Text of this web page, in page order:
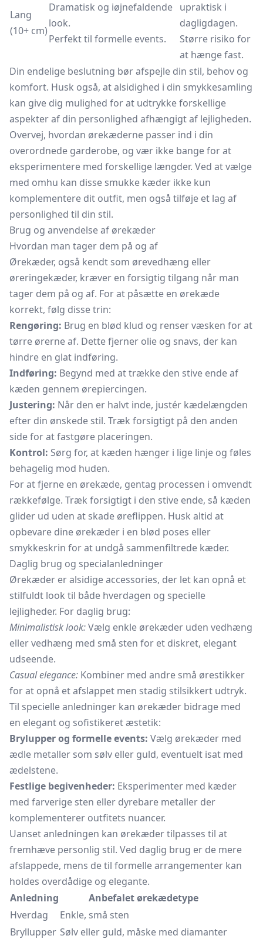
Lang
(10+ cm)
Dramatisk og iøjnefaldende
look.
Perfekt til formelle events.
upraktisk i
dagligdagen.
Større risiko for
at hænge fast.
Din endelige beslutning bør afspejle din stil, behov og
komfort. Husk også, at alsidighed i din smykkesamling
kan give dig mulighed for at udtrykke forskellige
aspekter af din personlighed afhængigt af lejligheden.
Overvej, hvordan ørekæderne passer ind i din
overordnede garderobe, og vær ikke bange for at
eksperimentere med forskellige længder. Ved at vælge
med omhu kan disse smukke kæder ikke kun
komplementere dit outfit, men også tilføje et lag af
personlighed til din stil.
Brug og anvendelse af ørekæder
Hvordan man tager dem på og af
Ørekæder, også kendt som ørevedhæng eller
øreringekæder, kræver en forsigtig tilgang når man
tager dem på og af. For at påsætte en ørekæde
korrekt, følg disse trin:
Rengøring: Brug en blød klud og renser væsken for at
tørre ørerne af. Dette fjerner olie og snavs, der kan
hindre en glat indføring.
Indføring: Begynd med at trække den stive ende af
kæden gennem ørepiercingen.
Justering: Når den er halvt inde, justér kædelængden
efter din ønskede stil. Træk forsigtigt på den anden
side for at fastgøre placeringen.
Kontrol: Sørg for, at kæden hænger i lige linje og føles
behagelig mod huden.
For at fjerne en ørekæde, gentag processen i omvendt
rækkefølge. Træk forsigtigt i den stive ende, så kæden
glider ud uden at skade øreflippen. Husk altid at
opbevare dine ørekæder i en blød poses eller
smykkeskrin for at undgå sammenfiltrede kæder.
Daglig brug og specialanledninger
Ørekæder er alsidige accessories, der let kan opnå et
stilfuldt look til både hverdagen og specielle
lejligheder. For daglig brug:
Minimalistisk look:Vælg enkle ørekæder uden vedhæng
eller vedhæng med små sten for et diskret, elegant
udseende.
Casual elegance: Kombiner med andre små ørestikker
for at opnå et afslappet men stadig stilsikkert udtryk.
Til specielle anledninger kan ørekæder bidrage med
en elegant og sofistikeret æstetik:
Brylupper og formelle events: Vælg ørekæder med
ædle metaller som sølv eller guld, eventuelt isat med
ædelstene.
Festlige begivenheder: Eksperimenter med kæder
med farverige sten eller dyrebare metaller der
komplementerer outfitets nuancer.
Uanset anledningen kan ørekæder tilpasses til at
fremhæve personlig stil. Ved daglig brug er de mere
afslappede, mens de til formelle arrangementer kan
holdes overdådige og elegante.
Anledning
Anbefalet ørekædetype
Hverdag
Enkle, små sten
Bryllupper Sølv eller guld, måske med diamanter